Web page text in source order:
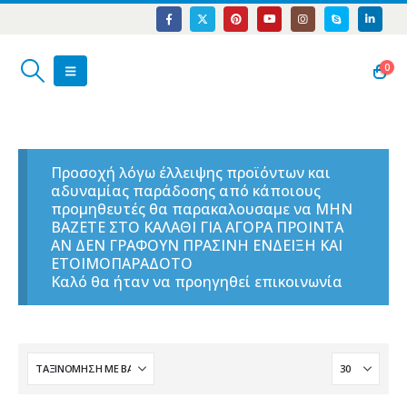
0
Προσοχή λόγω έλλειψης προϊόντων και
αδυναμίας παράδοσης από κάποιους
προμηθευτές θα παρακαλουσαμε να ΜΗΝ
ΒΑΖΕΤΕ ΣΤΟ ΚΑΛΑΘΙ ΓΙΑ ΑΓΟΡΑ ΠΡΟΙΝΤΑ
ΑΝ ΔΕΝ ΓΡΑΦΟΥΝ ΠΡΑΣΙΝΗ ΕΝΔΕΙΞΗ ΚΑΙ
ΕΤΟΙΜΟΠΑΡΑΔΟΤΟ
Καλό θα ήταν να προηγηθεί επικοινωνία